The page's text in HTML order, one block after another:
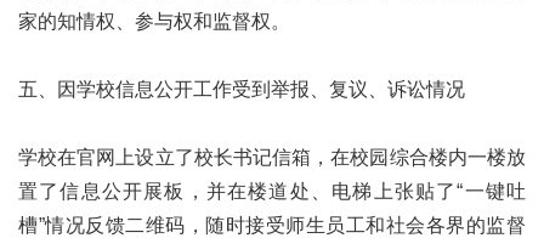
家的知情权、参与权和监督权。
五、因学校信息公开工作受到举报、复议、诉讼情况
学校在官网上设立了校长书记信箱，在校园综合楼内一楼放
置了信息公开展板，并在楼道处、电梯上张贴了“一键吐
槽”情况反馈二维码，随时接受师生员工和社会各界的监督